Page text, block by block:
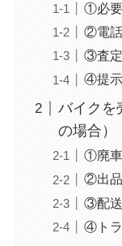
①必要
②電話
③査定
④提示
バイクを
の場合）
①廃車
②出
③配送
④トラ